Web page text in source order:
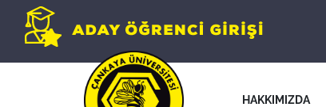
HAKKIMIZDA